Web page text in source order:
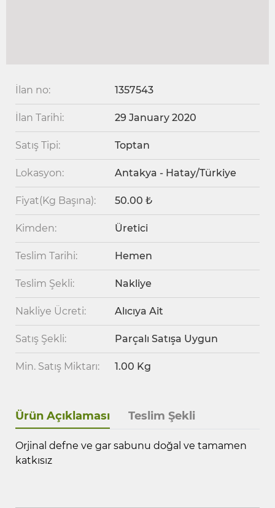
İlan no: 1357543
İlan Tarihi: 29 January 2020
Satış Tipi: Toptan
Lokasyon: Antakya - Hatay/Türkiye
Fiyat(Kg Başına): 50.00 ₺
Kimden: Üretici
Teslim Tarihi: Hemen
Teslim Şekli: Nakliye
Nakliye Ücreti: Alıcıya Ait
Satış Şekli: Parçalı Satışa Uygun
Min. Satış Miktarı: 1.00 Kg
Ürün Açıklaması Teslim Şekli
Orjinal defne ve gar sabunu doğal ve tamamen
katkısız